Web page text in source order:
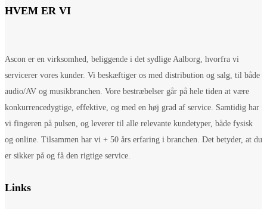
HVEM ER VI
Ascon er en virksomhed, beliggende i det sydlige Aalborg, hvorfra vi
servicerer vores kunder. Vi beskæftiger os med distribution og salg, til både
audio/AV og musikbranchen. Vore bestræbelser går på hele tiden at være
konkurrencedygtige, effektive, og med en høj grad af service. Samtidig har
vi fingeren på pulsen, og leverer til alle relevante kundetyper, både fysisk
og online. Tilsammen har vi + 50 års erfaring i branchen. Det betyder, at du
er sikker på og få den rigtige service.
Links